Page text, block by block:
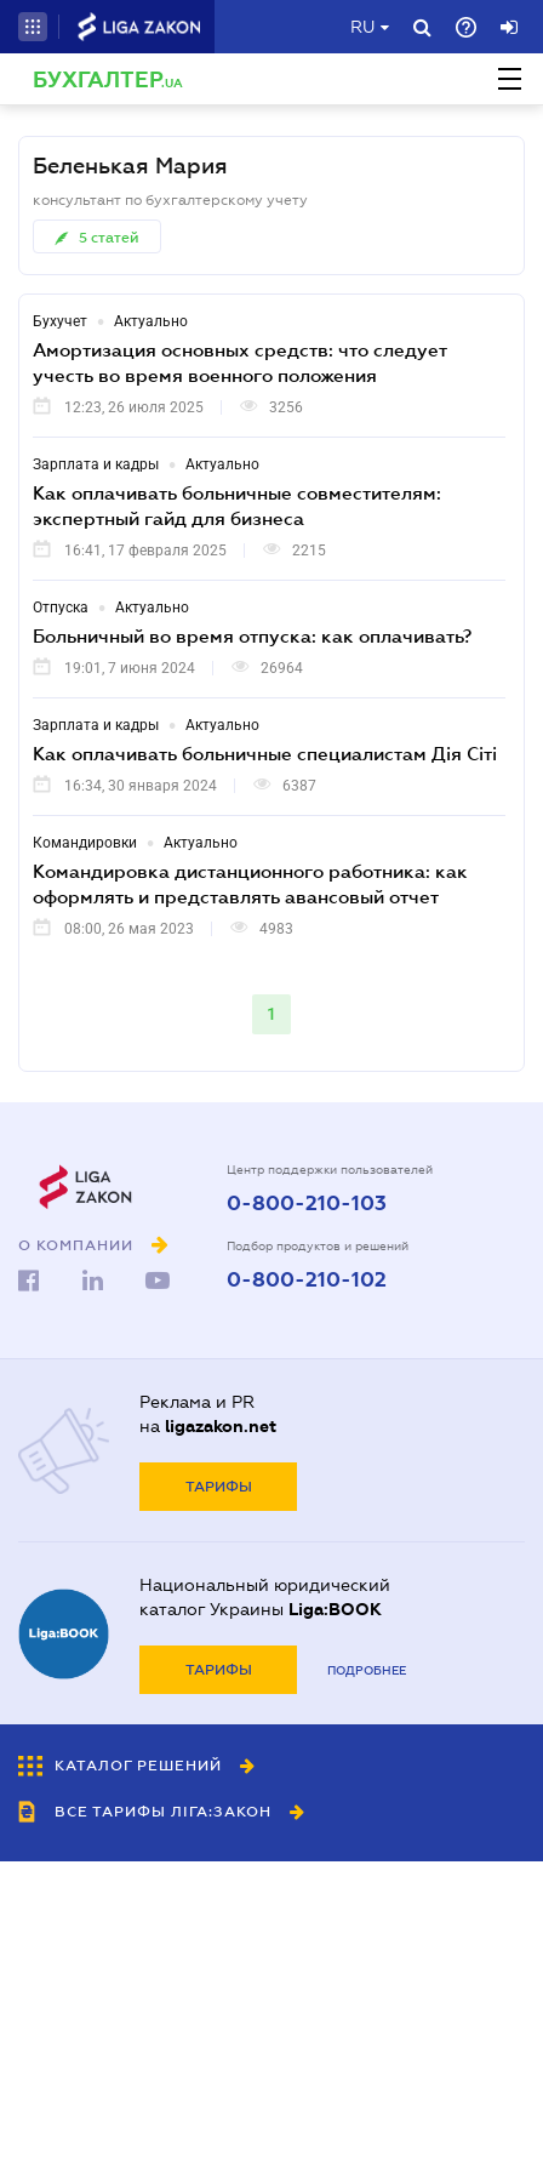
RU
БУХГАЛТЕР.UA
Беленькая Мария
консультант по бухгалтерскому учету
5 статей
Бухучет • Актуально
Амортизация основных средств: что следует
учесть во время военного положения
12:23, 26 июля 2025 3256
Зарплата и кадры • Актуально
Как оплачивать больничные совместителям:
экспертный гайд для бизнеса
16:41, 17 февраля 2025 2215
Отпуска • Актуально
Больничный во время отпуска: как оплачивать?
19:01, 7 июня 2024 26964
Зарплата и кадры • Актуально
Как оплачивать больничные специалистам Дія Сіті
16:34, 30 января 2024 6387
Командировки • Актуально
Командировка дистанционного работника: как
оформлять и представлять авансовый отчет
08:00, 26 мая 2023 4983
1
О КОМПАНИИ
Центр поддержки пользователей
0-800-210-103
Подбор продуктов и решений
0-800-210-102
Реклама и PR
на ligazakon.net
ТАРИФЫ
Национальный юридический
каталог Украины Liga:BOOK
ТАРИФЫ ПОДРОБНЕЕ
КАТАЛОГ РЕШЕНИЙ
ВСЕ ТАРИФЫ ЛІГА:ЗАКОН